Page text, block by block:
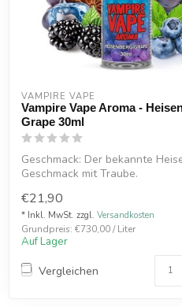
VAMPIRE VAPE
Vampire Vape Aroma -
Grape 30ml
Geschmack: Der bekannte
Geschmack mit Traube.
Aroma-Shot System ein...
€21,90
* Inkl. MwSt. zzgl. Versandkosten
Grundpreis: €730,00 / Liter
Auf Lager
Vergleichen